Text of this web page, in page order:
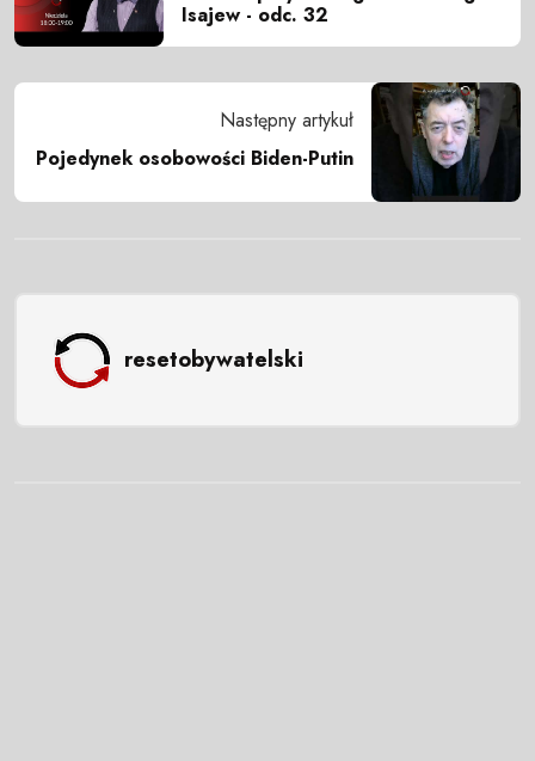
Isajew - odc. 32
Następny artykuł
Pojedynek osobowości Biden-Putin
resetobywatelski